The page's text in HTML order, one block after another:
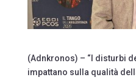
(Adnkronos) – “I disturbi
impattano sulla qualità